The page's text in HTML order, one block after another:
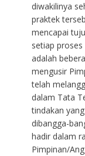
diwakilinya
praktek
mencapai
setiap
adalah
mengusir
telah
dalam Tata
tindakan
dibangga-
hadir dalam
Pimpinan/